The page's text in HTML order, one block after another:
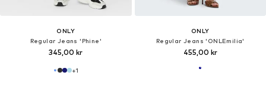
ONLY
Regular Jeans 'Phine'
345,00 kr
+1
ONLY
Regular Jeans 'ONLEmilia'
455,00 kr